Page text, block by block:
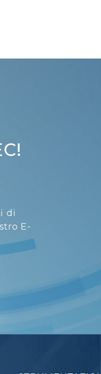
di
E-